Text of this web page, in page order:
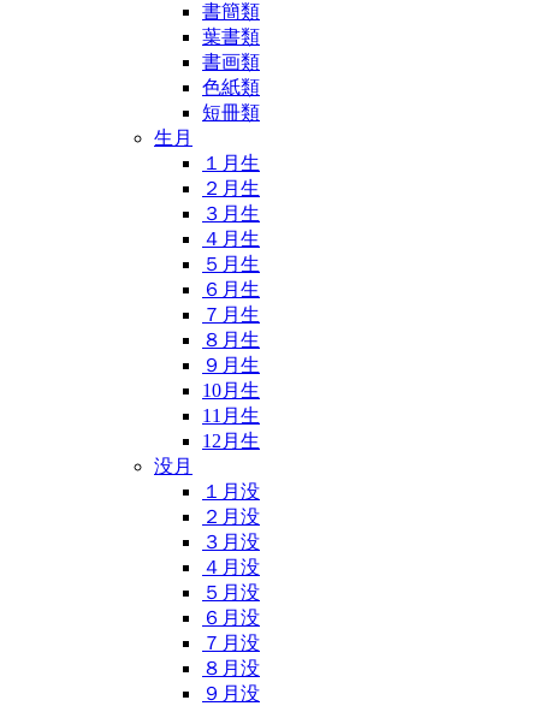
書簡類
葉書類
書画類
色紙類
短冊類
生月
１月生
２月生
３月生
４月生
５月生
６月生
７月生
８月生
９月生
10月生
11月生
12月生
没月
１月没
２月没
３月没
４月没
５月没
６月没
７月没
８月没
９月没